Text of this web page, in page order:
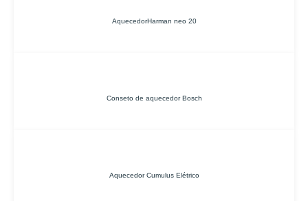
AquecedorHarman neo 20
Conseto de aquecedor Bosch
Aquecedor Cumulus Elétrico